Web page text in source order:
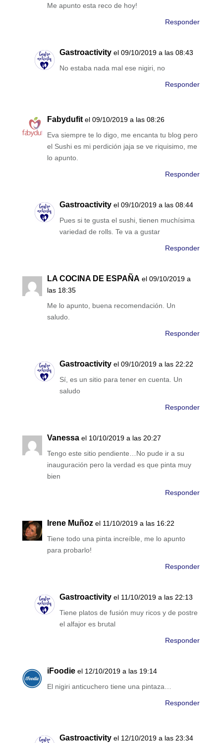
Me apunto esta reco de hoy!
Responder
Gastroactivity el 09/10/2019 a las 08:43
No estaba nada mal ese nigiri, no
Responder
Fabydufit el 09/10/2019 a las 08:26
Eva siempre te lo digo, me encanta tu blog pero
el Sushi es mi perdición jaja se ve riquisimo, me
lo apunto.
Responder
Gastroactivity el 09/10/2019 a las 08:44
Pues si te gusta el sushi, tienen muchísima
variedad de rolls. Te va a gustar
Responder
LA COCINA DE ESPAÑA el 09/10/2019 a
las 18:35
Me lo apunto, buena recomendación. Un
saludo.
Responder
Gastroactivity el 09/10/2019 a las 22:22
Sí, es un sitio para tener en cuenta. Un
saludo
Responder
Vanessa el 10/10/2019 a las 20:27
Tengo este sitio pendiente…No pude ir a su
inauguración pero la verdad es que pinta muy
bien
Responder
Irene Muñoz el 11/10/2019 a las 16:22
Tiene todo una pinta increíble, me lo apunto
para probarlo!
Responder
Gastroactivity el 11/10/2019 a las 22:13
Tiene platos de fusión muy ricos y de postre
el alfajor es brutal
Responder
iFoodie el 12/10/2019 a las 19:14
El nigiri anticuchero tiene una pintaza…
Responder
Gastroactivity el 12/10/2019 a las 23:34